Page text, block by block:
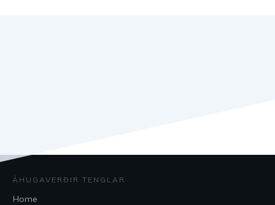
ÁHUGAVERÐIR TENGLAR
Home